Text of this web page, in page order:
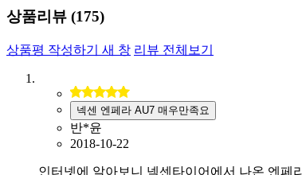
상품리뷰 (175)
상품평 작성하기 새 창 리뷰 전체보기
넥센 엔페라 AU7 매우만족요
반*윤
2018-10-22
인터넷에 알아보니 넥센타이어에서 나온 엔페